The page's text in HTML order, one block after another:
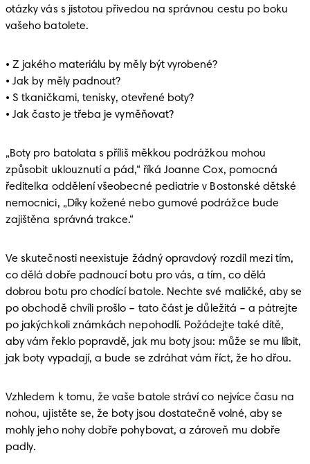
otázky vás s jistotou přivedou na správnou cestu po boku
vašeho batolete.
• Z jakého materiálu by měly být vyrobené?
• Jak by měly padnout?
• S tkaničkami, tenisky, otevřené boty?
• Jak často je třeba je vyměňovat?
„Boty pro batolata s příliš měkkou podrážkou mohou
způsobit uklouznutí a pád,“ říká Joanne Cox, pomocná
ředitelka oddělení všeobecné pediatrie v Bostonské dětské
nemocnici, „Díky kožené nebo gumové podrážce bude
zajištěna správná trakce.“
Ve skutečnosti neexistuje žádný opravdový rozdíl mezi tím,
co dělá dobře padnoucí botu pro vás, a tím, co dělá
dobrou botu pro chodící batole. Nechte své maličké, aby se
po obchodě chvíli prošlo – tato část je důležitá – a pátrejte
po jakýchkoli známkách nepohodlí. Požádejte také dítě,
aby vám řeklo popravdě, jak mu boty jsou: může se mu líbit,
jak boty vypadají, a bude se zdráhat vám říct, že ho dřou.
Vzhledem k tomu, že vaše batole stráví co nejvíce času na
nohou, ujistěte se, že boty jsou dostatečně volné, aby se
mohly jeho nohy dobře pohybovat, a zároveň mu dobře
padly.